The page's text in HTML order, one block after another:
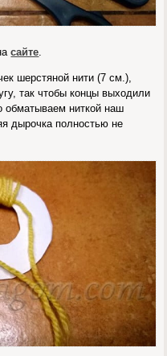
сайте
шерстяной нити (7 см.),
так чтобы концы выходили
обматываем ниткой наш
дырочка полностью не